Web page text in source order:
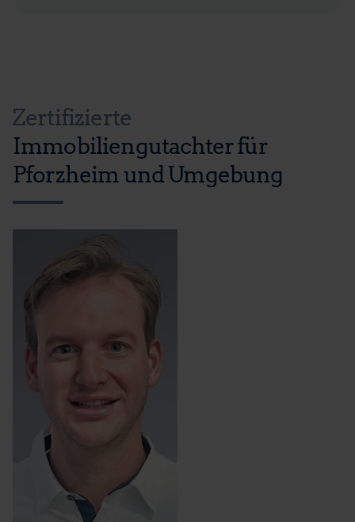
Zertifizierte
Immobiliengutachter für
Pforzheim und Umgebung